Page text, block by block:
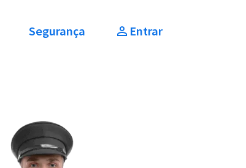
Segurança Entrar